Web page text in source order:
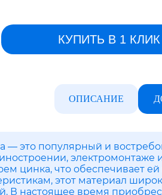
КУПИТЬ В 1 КЛИК
ОПИСАНИЕ
— это популярный и
электромонтаже
цинка, что обеспечивает
этот материал
В настоящее время